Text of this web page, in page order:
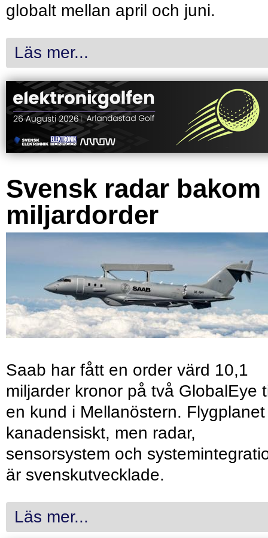
globalt mellan april och juni.
Läs mer...
Svensk radar bakom
miljardorder
Saab har fått en order värd 10,1
miljarder kronor på två GlobalEye
en kund i Mellanöstern.
kanadensiskt, men radar,
sensorsystem och
är svenskutvecklade.
Läs mer...